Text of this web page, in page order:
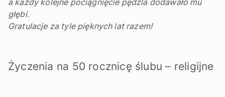
a każdy kolejne pociągnięcie pędzla dodawało mu
głębi.
Gratulacje za tyle pięknych lat razem!
Życzenia na 50 rocznicę ślubu – religijne